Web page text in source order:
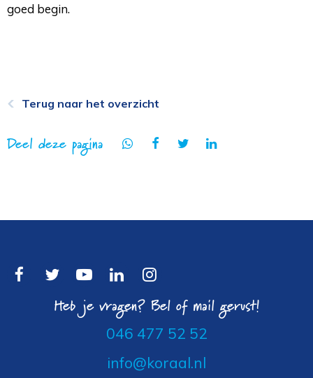
goed begin.
Terug naar het overzicht
Deel deze pagina
Heb je vragen? Bel of mail gerust!
046 477 52 52
info@koraal.nl